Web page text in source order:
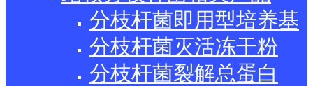
分枝杆菌即用型培养基
分枝杆菌灭活冻干粉
分枝杆菌裂解总蛋白